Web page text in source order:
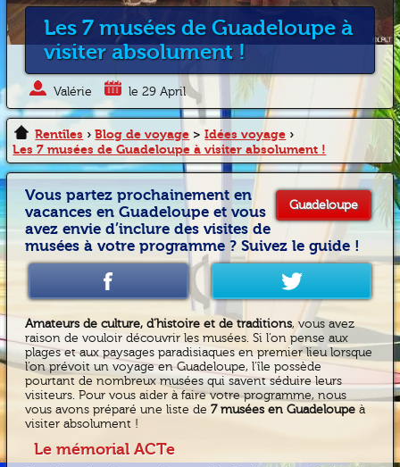
Les 7 musées de Guadeloupe à
visiter absolument !
Valérie le 29 April
Rentîles › Blog de voyage > Idées voyage ›
Les 7 musées de Guadeloupe à visiter absolument !
Guadeloupe
Vous partez prochainement en
vacances en Guadeloupe et vous
avez envie d’inclure des visites de
musées à votre programme ? Suivez le guide !
Amateurs de culture, d’histoire et de traditions, vous avez
raison de vouloir découvrir les musées. Si l’on pense aux
plages et aux paysages paradisiaques en premier lieu lorsque
l’on prévoit un voyage en Guadeloupe, l’île possède
pourtant de nombreux musées qui savent séduire leurs
visiteurs. Pour vous aider à faire votre programme, nous
vous avons préparé une liste de7 musées en Guadeloupeà
visiter absolument !
Le mémorial ACTe